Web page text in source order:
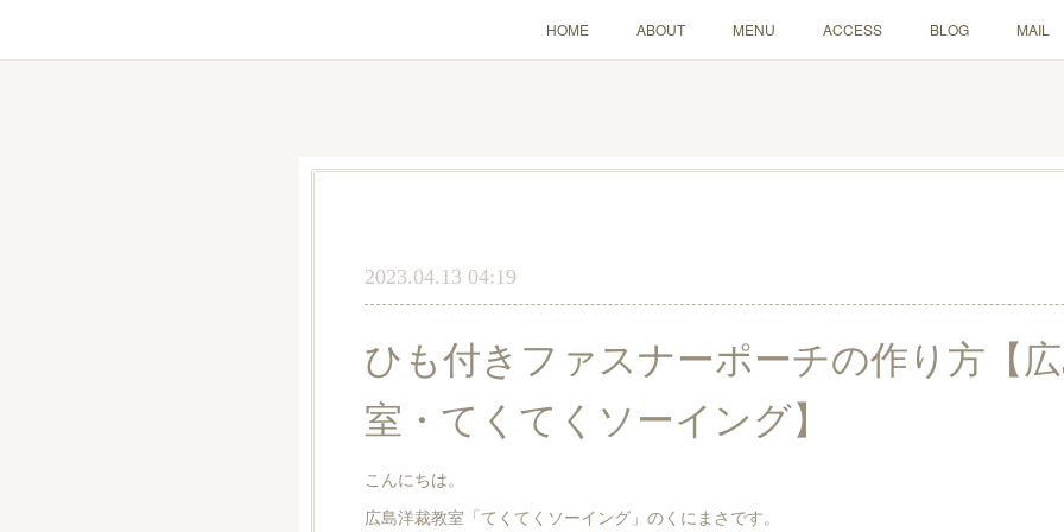
HOME ABOUT MENU ACCESS BLOG MAIL
2023.04.13 04:19
ひも付きファスナーポーチの作り方【
室・てくてくソーイング】
こんにちは。
広島洋裁教室「てくてくソーイング」のくにまさです。